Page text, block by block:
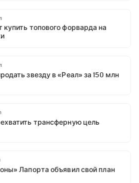
топового форварда на
звезду в «Реал» за 150 млн
трансферную цель
Лапорта объявил свой план